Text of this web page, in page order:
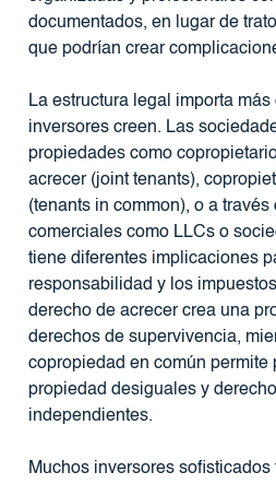
documentados, en lugar de
que podrían crear
La estructura legal importa
inversores creen. Las
propiedades como
acrecer (joint tenants),
(tenants in common), o a través
comerciales como LLCs o
tiene diferentes implicaciones
responsabilidad y los
derecho de acrecer crea una
derechos de supervivencia,
copropiedad en común permite
propiedad desiguales y
independientes.
Muchos inversores sofisticados